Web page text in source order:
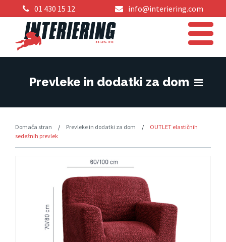
01 430 15 12 info@interiering.com
Prevleke in dodatki za dom
Domača stran / Prevleke in dodatki za dom /
OUTLET elastičnih
sedežnih prevlek